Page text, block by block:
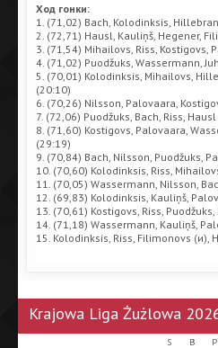
Ход гонки:
1. (71,02) Bach, Kolodinksis,
2. (72,71) Hausl, Kauliņš, Hegener,
3. (71,54) Mihailovs, Riss, Kostigovs,
4. (71,02) Puodžuks, Wassermann,
5. (70,01) Kolodinksis, Mihailovs,
(20:10)
6. (70,26) Nilsson, Palovaara,
7. (72,06) Puodžuks, Bach, Riss,
8. (71,60) Kostigovs, Palovaara,
(29:19)
9. (70,84) Bach, Nilsson, Puodžuks,
10. (70,60) Kolodinksis, Riss,
11. (70,05) Wassermann, Nilsson,
12. (69,83) Kolodinksis, Kauliņš,
13. (70,61) Kostigovs, Riss,
14. (71,18) Wassermann, Kauliņš,
15. Kolodinksis, Riss, Filimonovs (и),
Krajowa Liga Żużlowa
S B P